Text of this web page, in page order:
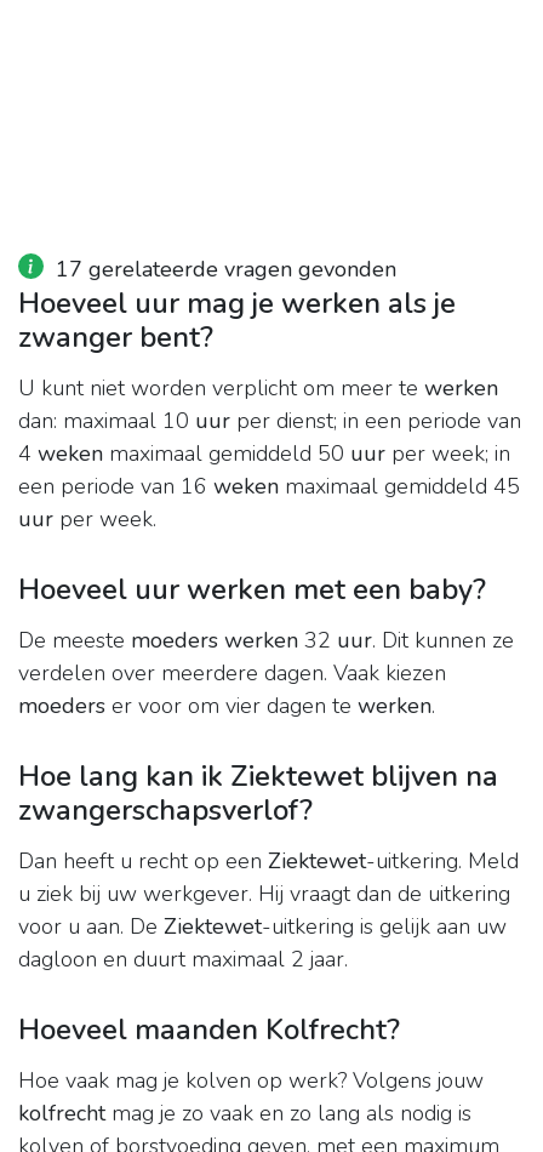
17 gerelateerde vragen gevonden
Hoeveel uur mag je werken als je
zwanger bent?
U kunt niet worden verplicht om meer te werken
dan: maximaal 10 uur per dienst; in een periode van
4 weken maximaal gemiddeld 50 uur per week; in
een periode van 16 weken maximaal gemiddeld 45
uur per week.
Hoeveel uur werken met een baby?
De meeste moeders werken 32 uur. Dit kunnen ze
verdelen over meerdere dagen. Vaak kiezen
moeders er voor om vier dagen te werken.
Hoe lang kan ik Ziektewet blijven na
zwangerschapsverlof?
Dan heeft u recht op een Ziektewet-uitkering. Meld
u ziek bij uw werkgever. Hij vraagt dan de uitkering
voor u aan. De Ziektewet-uitkering is gelijk aan uw
dagloon en duurt maximaal 2 jaar.
Hoeveel maanden Kolfrecht?
Hoe vaak mag je kolven op werk? Volgens jouw
kolfrechtmag je zo vaak en zo lang als nodig is
kolven of borstvoeding geven, met een maximum